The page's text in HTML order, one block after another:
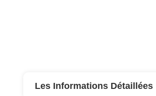
Les Informations Détaillées